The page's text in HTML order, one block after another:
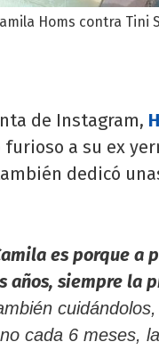
Homs contra Tini
de Instagram,
a su ex
dedicó
es porque a
siempre la
cada 6 meses,